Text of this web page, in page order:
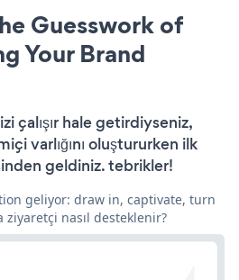
Guesswork of
Your Brand
çalışır hale getirdiyseniz,
varlığını oluştururken ilk
geldiniz. tebrikler!
geliyor: draw in, captivate, turn
ziyaretçi nasıl desteklenir?